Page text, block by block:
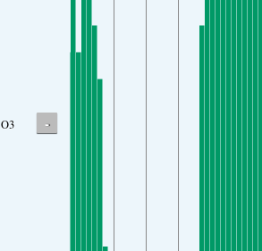
O3 -